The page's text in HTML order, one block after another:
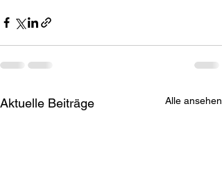
Aktuelle Beiträge Alle ansehen